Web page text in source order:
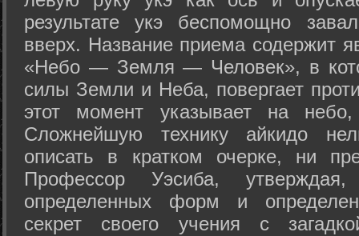
результате укэ беспомощно
вверх. Название приема содержит
«Небо — Земля — Человек», в
силы Земли и Неба, повергает
этот момент указывает на
Сложнейшую технику айкидо
описать в кратком очерке, ни
Профессор Уэсиба,
определенных форм и
секрет своего учения с